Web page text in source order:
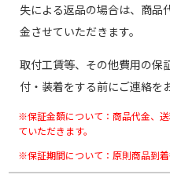
失による返品の場合は、商品
金させていただきます。
取付工賃等、その他費用の保
付・装着をする前にご連絡を
※保証金額について：商品代金、
ていただきます。
※保証期間について：原則商品到着